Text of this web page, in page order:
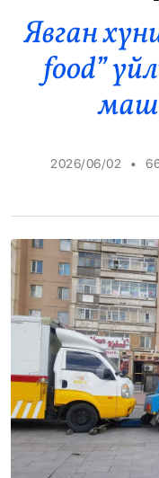
Эрүүл
Орон
Спорт
Эрэн
Явган
food”
2026/06/02 •